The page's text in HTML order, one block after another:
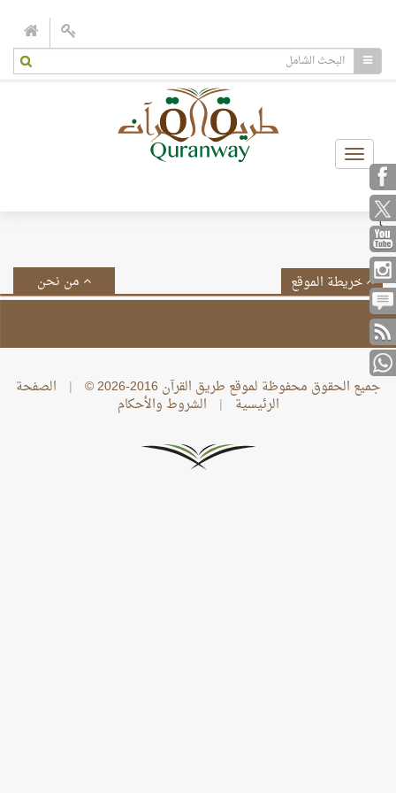
Toggle
navigation
}
من نحن خريطة الموقع
جميع الحقوق محفوظة لموقع طريق القرآن 2016-2026 © | الصفحة
الرئيسية | الشروط والأحكام